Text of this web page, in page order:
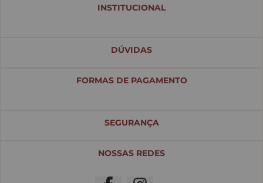
INSTITUCIONAL
DÚVIDAS
FORMAS DE PAGAMENTO
SEGURANÇA
NOSSAS REDES